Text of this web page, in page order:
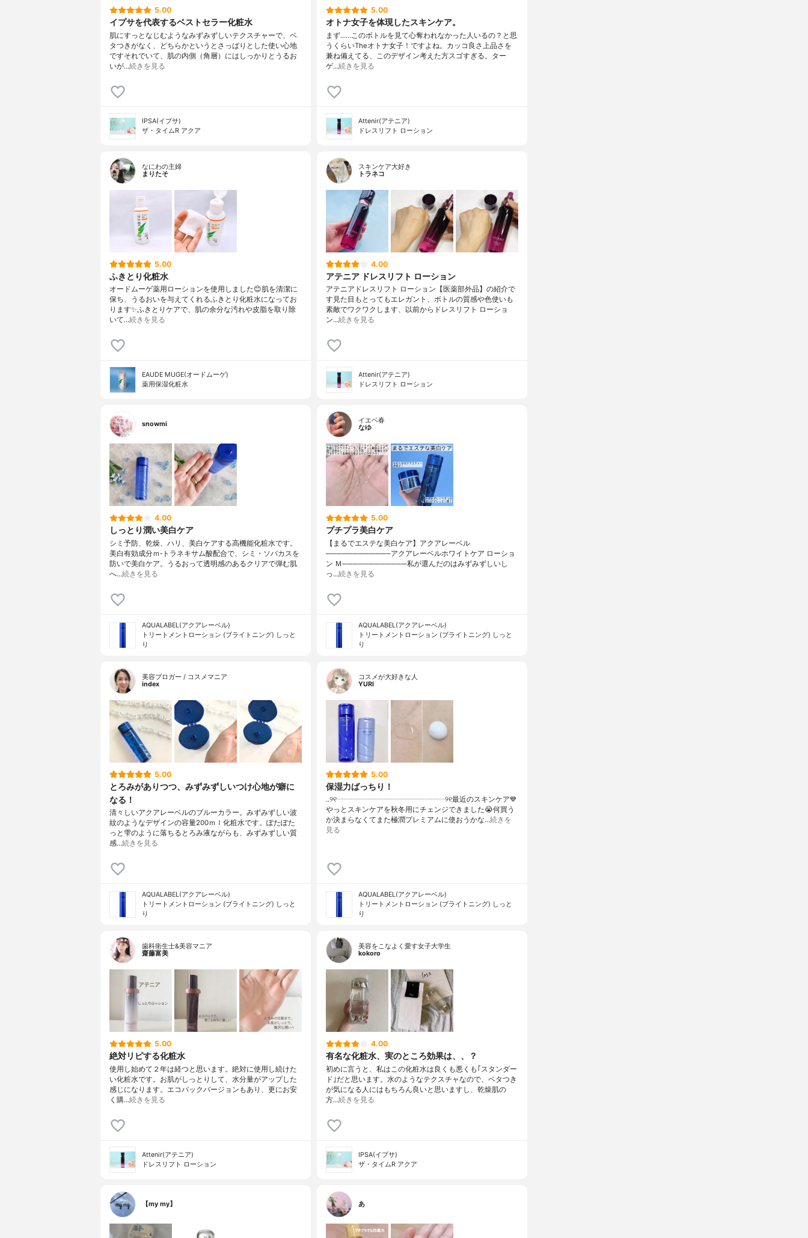
5.00
イプサを代表するベストセラー化粧水
肌にすっとなじむようなみずみずしいテクスチャーで、ベ
タつきがなく、どちらかというとさっぱりとした使い心地
ですそれでいて、肌の内側（角層）にはしっかりとうるお
いが…続きを見る
IPSA(イプサ)
ザ・タイムR アクア
5.00
オトナ女子を体現したスキンケア。
まず……このボトルを見て心奪われなかった人いるの？と思
うくらいTheオトナ女子！ですよね。カッコ良さ上品さを
兼ね備えてる、このデザイン考えた方スゴすぎる。ター
ゲ…続きを見る
Attenir(アテニア)
ドレスリフト ローション
なにわの主婦
まりたそ
5.00
ふきとり化粧水
オードムーゲ薬用ローションを使用しました😊肌を清潔に
保ち、うるおいを与えてくれるふきとり化粧水になってお
ります✨ふきとりケアで、肌の余分な汚れや皮脂を取り除
いて…続きを見る
EAUDE MUGE(オードムーゲ)
薬用保湿化粧水
スキンケア大好き
トラネコ
4.00
アテニア ドレスリフト ローション
アテニアドレスリフト ローション【医薬部外品】の紹介で
す見た目もとってもエレガント、ボトルの質感や色使いも
素敵でワクワクします、以前からドレスリフト ローショ
ン…続きを見る
Attenir(アテニア)
ドレスリフト ローション
snowmi
4.00
しっとり潤い美白ケア
シミ予防、乾燥、ハリ、美白ケアする高機能化粧水です。
美白有効成分ｍ‐トラネキサム酸配合で、シミ・ソバカスを
防いで美白ケア。うるおって透明感のあるクリアで弾む肌
へ…続きを見る
AQUALABEL(アクアレーベル)
トリートメントローション (ブライトニング) しっと
り
イエベ春
なゆ
5.00
プチプラ美白ケア
【まるでエステな美白ケア】アクアレーベル
────────────アクアレーベルホワイトケア ローショ
ン Ｍ────────────私が選んだのはみずみずしいし
っ…続きを見る
AQUALABEL(アクアレーベル)
トリートメントローション (ブライトニング) しっと
り
美容ブロガー / コスメマニア
index
5.00
とろみがありつつ、みずみずしいつけ心地が癖に
なる！
清々しいアクアレーベルのブルーカラー。みずみずしい波
紋のようなデザインの容量200ｍｌ化粧水です。ぽたぽた
っと雫のように落ちるとろみ液ながらも、みずみずしい質
感…続きを見る
AQUALABEL(アクアレーベル)
トリートメントローション (ブライトニング) しっと
り
コスメが大好きな人
YURI
5.00
保湿力ばっちり！
..୨୧┈┈┈┈┈┈┈┈┈┈┈┈┈┈┈୨୧最近のスキンケア💙
やっとスキンケアを秋冬用にチェンジできました😭何買う
か決まらなくてまた極潤プレミアムに使おうかな…続きを
見る
AQUALABEL(アクアレーベル)
トリートメントローション (ブライトニング) しっと
り
歯科衛生士&美容マニア
齋藤富美
5.00
絶対リピする化粧水
使用し始めて２年は経つと思います。絶対に使用し続けた
い化粧水です。お肌がしっとりして、水分量がアップした
感じになります。エコパックバージョンもあり、更にお安
く購…続きを見る
Attenir(アテニア)
ドレスリフト ローション
美容をこなよく愛す女子大学生
kokoro
4.00
有名な化粧水、実のところ効果は、、？
初めに言うと、私はこの化粧水は良くも悪くも｢スタンダー
ド｣だと思います。水のようなテクスチャなので、ベタつき
が気になる人にはもちろん良いと思いますし、乾燥肌の
方…続きを見る
IPSA(イプサ)
ザ・タイムR アクア
【my my】 あ